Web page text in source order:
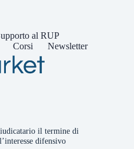
al RUP
Corsi Newsletter
il termine di
difensivo